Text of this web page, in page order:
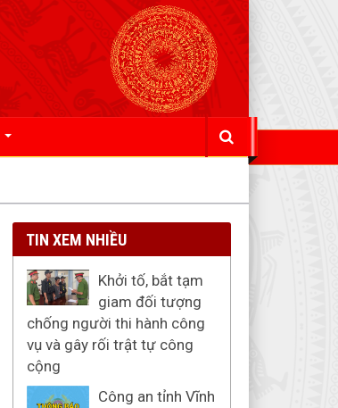
TIN XEM NHIỀU
Khởi tố, bắt tạm
giam đối tượng
chống người thi hành công
vụ và gây rối trật tự công
cộng
Công an tỉnh Vĩnh